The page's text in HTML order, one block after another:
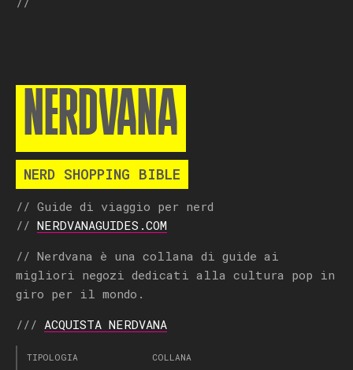
NERDVANA
NERD SHOPPING BIBLE
// Guide di viaggio per nerd
// NERDVANAGUIDES.COM
// Nerdvana è una collana di guide ai
migliori negozi dedicati alla cultura pop in
giro per il mondo.
/// ACQUISTA NERDVANA
TIPOLOGIA
COLLANA